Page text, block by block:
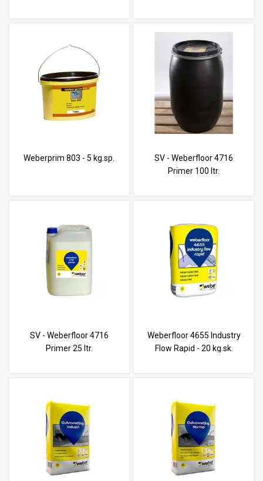
Weberprim 803 - 5 kg.sp.
SV - Weberfloor 4716
Primer 100 ltr.
SV - Weberfloor 4716
Primer 25 ltr.
Weberfloor 4655 Industry
Flow Rapid - 20 kg.sk.